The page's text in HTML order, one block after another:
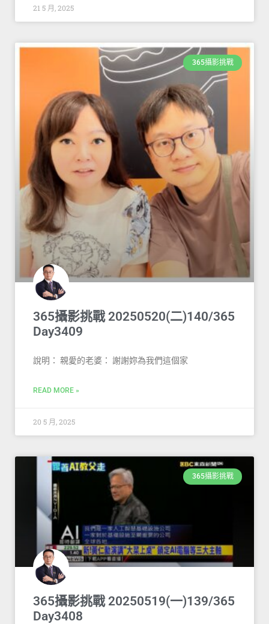
21 5 月, 2025
365攝影挑戰
365攝影挑戰 20250520(二)140/365
Day3409
說明： 親愛的老婆： 謝謝妳為我們這個家
READ MORE »
20 5 月, 2025
365攝影挑戰
365攝影挑戰 20250519(一)139/365
Day3408